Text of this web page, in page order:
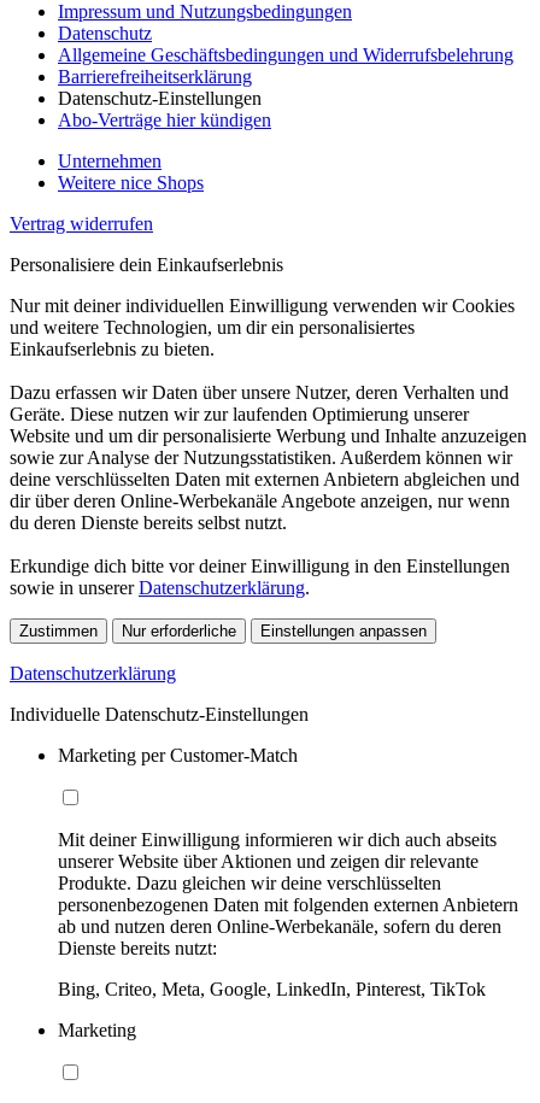
Impressum und Nutzungsbedingungen
Datenschutz
Allgemeine Geschäftsbedingungen und Widerrufsbelehrung
Barrierefreiheitserklärung
Datenschutz-Einstellungen
Abo-Verträge hier kündigen
Unternehmen
Weitere nice Shops
Vertrag widerrufen
Personalisiere dein Einkaufserlebnis
Nur mit deiner individuellen Einwilligung verwenden wir Cookies
und weitere Technologien, um dir ein personalisiertes
Einkaufserlebnis zu bieten.
Dazu erfassen wir Daten über unsere Nutzer, deren Verhalten und
Geräte. Diese nutzen wir zur laufenden Optimierung unserer
Website und um dir personalisierte Werbung und Inhalte anzuzeigen
sowie zur Analyse der Nutzungsstatistiken. Außerdem können wir
deine verschlüsselten Daten mit externen Anbietern abgleichen und
dir über deren Online-Werbekanäle Angebote anzeigen, nur wenn
du deren Dienste bereits selbst nutzt.
Erkundige dich bitte vor deiner Einwilligung in den Einstellungen
sowie in unsererDatenschutzerklärung.
Zustimmen Nur erforderliche Einstellungen anpassen
Datenschutzerklärung
Individuelle Datenschutz-Einstellungen
Marketing per Customer-Match
Mit deiner Einwilligung informieren wir dich auch abseits
unserer Website über Aktionen und zeigen dir relevante
Produkte. Dazu gleichen wir deine verschlüsselten
personenbezogenen Daten mit folgenden externen Anbietern
ab und nutzen deren Online-Werbekanäle, sofern du deren
Dienste bereits nutzt:
Bing, Criteo, Meta, Google, LinkedIn, Pinterest, TikTok
Marketing